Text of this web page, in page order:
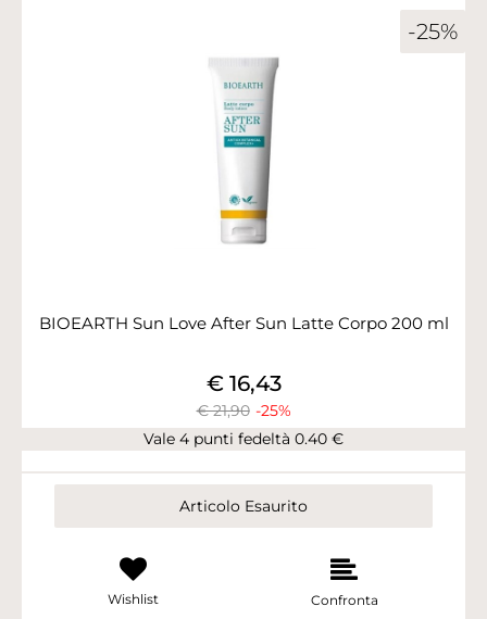
-25%
BIOEARTH Sun Love After Sun Latte Corpo 200 ml
€ 21,90 -25%
€ 16,43
Vale 4 punti fedeltà 0.40 €
Articolo Esaurito
Wishlist Confronta